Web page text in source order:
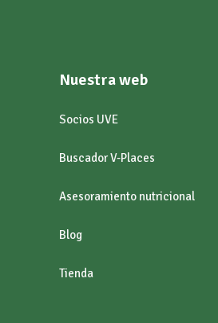
Nuestra web
Socios UVE
Buscador V-Places
Asesoramiento nutricional
Blog
Tienda